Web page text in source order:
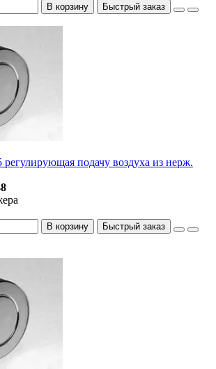
В корзину Быстрый заказ
подачу воздуха из нерж.
В корзину Быстрый заказ